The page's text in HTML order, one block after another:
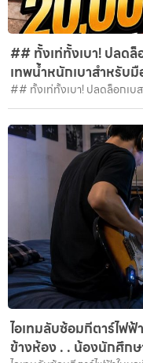
## ทั้งเท่ทั้งเบา! ปลด
เทพน้ำหนักเบาสำหรับ
## ทั้งเท่ทั้งเบา! ปลดล็อกเบ
ไอเทมลับซ้อมกีตาร์ไฟ
ข้างห้อง . . น้องนักศึก